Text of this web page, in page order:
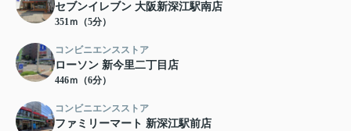
セブンイレブン 大阪新深江駅南店
351ｍ（5分）
コンビニエンスストア
ローソン 新今里二丁目店
446ｍ（6分）
コンビニエンスストア
ファミリーマート 新深江駅前店